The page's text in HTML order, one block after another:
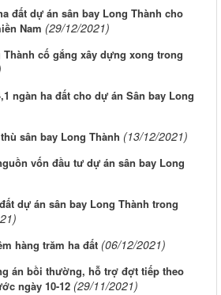
đất dự án sân bay Long Thành cho
Nam (29/12/2021)
Thành cố gắng xây dựng xong trong
ngàn ha đất cho dự án Sân bay Long
sân bay Long Thành (13/12/2021)
vốn đầu tư dự án sân bay Long
dự án sân bay Long Thành trong
hàng trăm ha đất (06/12/2021)
án bồi thường, hỗ trợ đợt tiếp theo
ngày 10-12 (29/11/2021)